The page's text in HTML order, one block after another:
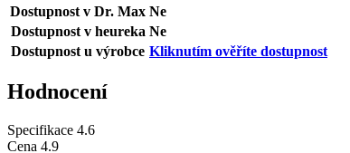
Dostupnost v Dr. Max Ne
Dostupnost v heureka Ne
Dostupnost u výrobce Kliknutím ověříte dostupnost
Hodnocení
Specifikace 4.6
Cena 4.9